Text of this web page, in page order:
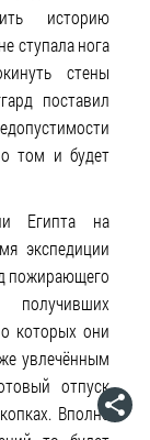
историю
ступала нога
стены
поставил
том и будет
Египта на
экспедиции
пожирающего
получивших
которых они
увлечённым
отпуск
Вполне